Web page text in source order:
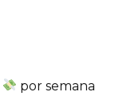
por semana